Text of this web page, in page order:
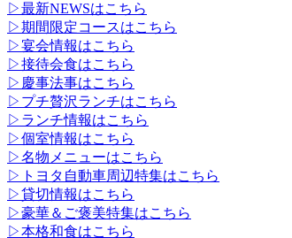
▷最新NEWSはこちら
▷期間限定コースはこちら
▷宴会情報はこちら
▷接待会食はこちら
▷慶事法事はこちら
▷プチ贅沢ランチはこちら
▷ランチ情報はこちら
▷個室情報はこちら
▷名物メニューはこちら
▷トヨタ自動車周辺特集はこちら
▷貸切情報はこちら
▷豪華＆ご褒美特集はこちら
▷本格和食はこちら